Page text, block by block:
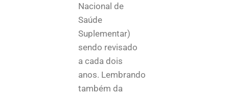
Nacional de
Saúde
Suplementar)
sendo revisado
a cada dois
anos. Lembrando
também da